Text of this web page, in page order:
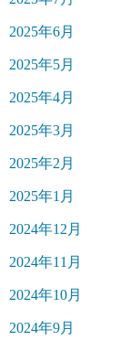
2025年6月
2025年5月
2025年4月
2025年3月
2025年2月
2025年1月
2024年12月
2024年11月
2024年10月
2024年9月